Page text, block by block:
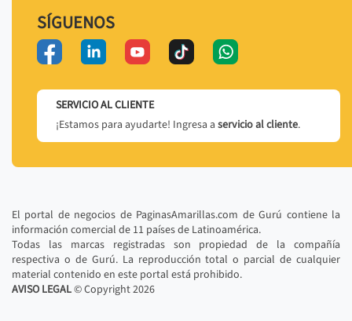
SÍGUENOS
SERVICIO AL CLIENTE
¡Estamos para ayudarte! Ingresa a servicio al cliente.
El portal de negocios de PaginasAmarillas.com de Gurú contiene la
información comercial de 11 países de Latinoamérica.
Todas las marcas registradas son propiedad de la compañía
respectiva o de Gurú. La reproducción total o parcial de cualquier
material contenido en este portal está prohibido.
AVISO LEGAL© Copyright2026